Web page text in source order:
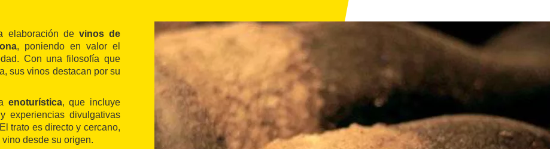
elaboración de vinos de
, poniendo en valor el
Con una filosofía que
sus vinos destacan por su
enoturística, que incluye
experiencias divulgativas
trato es directo y cercano,
desde su origen.